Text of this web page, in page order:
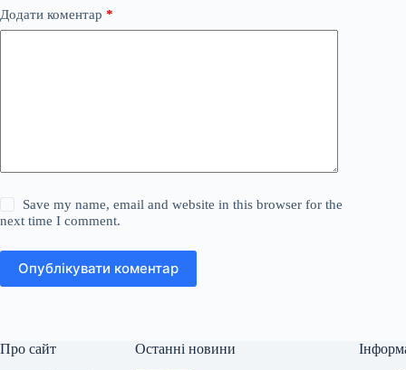
Додати коментар *
Save my name, email and website in this browser for the
next time I comment.
Опублікувати коментар
Про сайт Останні новини